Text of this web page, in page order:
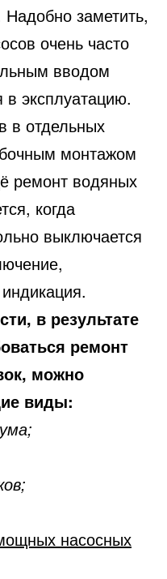
заметить,
очень часто
вводом
в эксплуатацию.
в отдельных
монтажом
ремонт водяных
когда
выключается
в результате
ремонт
можно
виды:
насосных